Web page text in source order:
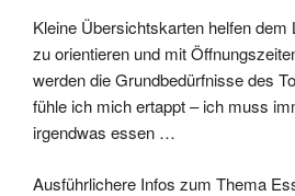
Kleine Übersichtskarten helfen
zu orientieren und mit
werden die Grundbedürfnisse des
fühle ich mich ertappt – ich muss
irgendwas essen …
Ausführlichere Infos zum Thema